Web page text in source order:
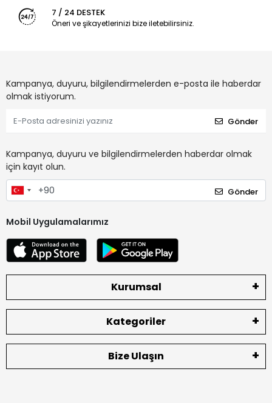
7 / 24 DESTEK
Öneri ve şikayetlerinizi bize iletebilirsiniz.
Kampanya, duyuru, bilgilendirmelerden e-posta ile haberdar
olmak istiyorum.
Gönder
Kampanya, duyuru ve bilgilendirmelerden haberdar olmak
için kayıt olun.
Gönder
Mobil Uygulamalarımız
Kurumsal
Kategoriler
Bize Ulaşın